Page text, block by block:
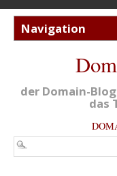
der Domain-
das